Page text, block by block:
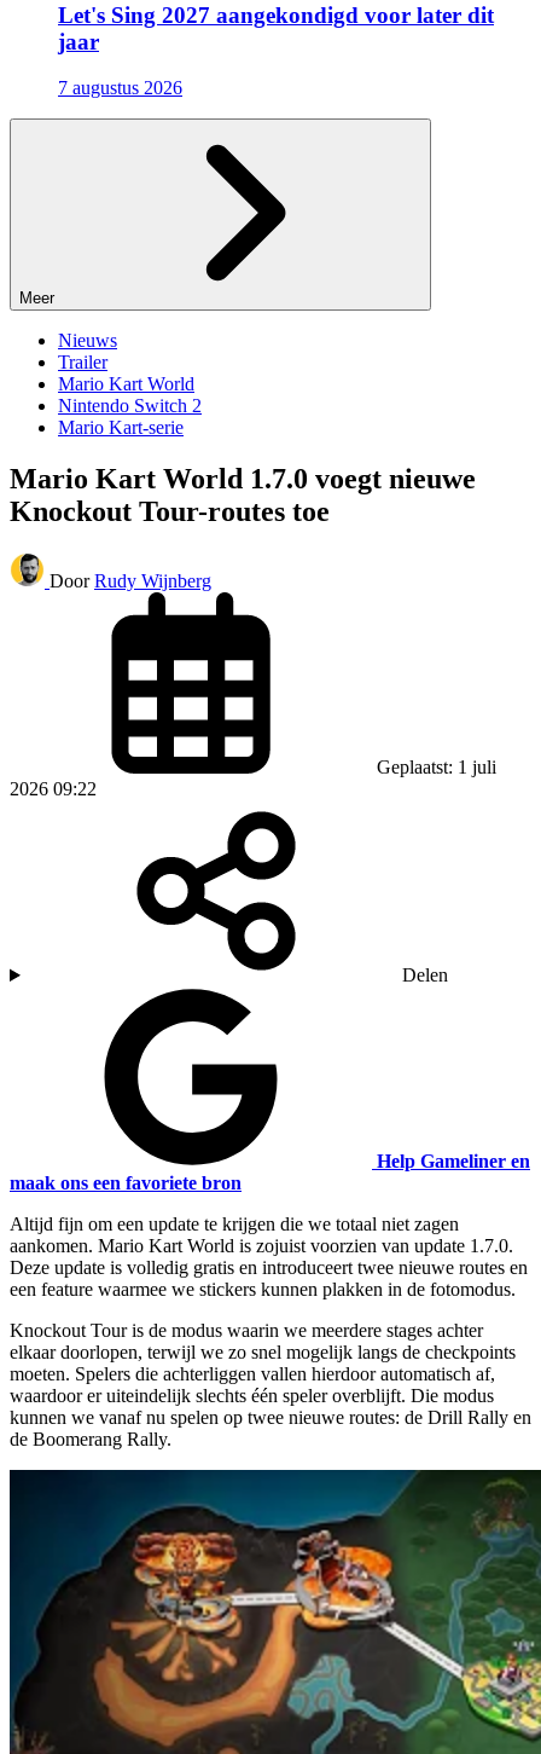
Let's Sing 2027 aangekondigd voor later dit
jaar
7 augustus 2026
Meer
Nieuws
Trailer
Mario Kart World
Nintendo Switch 2
Mario Kart-serie
Mario Kart World 1.7.0 voegt nieuwe
Knockout Tour-routes toe
Door Rudy Wijnberg
Geplaatst: 1 juli
2026 09:22
Delen
Help Gameliner en
maak ons een favoriete bron
Altijd fijn om een update te krijgen die we totaal niet zagen
aankomen. Mario Kart World is zojuist voorzien van update 1.7.0.
Deze update is volledig gratis en introduceert twee nieuwe routes en
een feature waarmee we stickers kunnen plakken in de fotomodus.
Knockout Tour is de modus waarin we meerdere stages achter
elkaar doorlopen, terwijl we zo snel mogelijk langs de checkpoints
moeten. Spelers die achterliggen vallen hierdoor automatisch af,
waardoor er uiteindelijk slechts één speler overblijft. Die modus
kunnen we vanaf nu spelen op twee nieuwe routes: de Drill Rally en
de Boomerang Rally.